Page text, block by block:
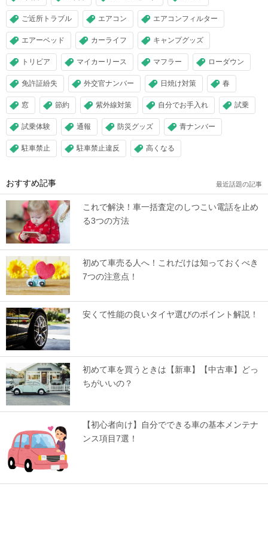
ご近所トラブル エアコン エアコンフィルター
エアーベッド カーライフ キャンプグッズ
トリビア マイカーリース マフラー ローダウン
免許証紛失 外交官ナンバー 日焼け対策 春
窓 節約 紫外線対策 自分でお手入れ 試乗
試乗体験 通報 防災グッズ 青ナンバー
駐車禁止 駐車禁止違反 高くなる
おすすめ記事 最近話題の記事
これで解決！車一括査定のしつこい電話を止め
る3つの方法
初めて車売る人へ！これだけは知っておくべき
7つの注意点！
安くて性能の良いタイヤ選びのポイント解説！
初めて車を買うときは【新車】【中古車】どっ
ちがいいの？
【初心者向け】自分でできる車の基本メンテナ
ンス項目7選！